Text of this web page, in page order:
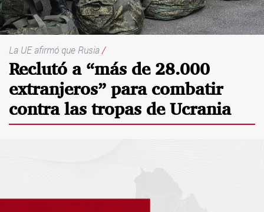
La UE afirmó que Rusia/
Reclutó a “más de 28.000
extranjeros” para combatir
contra las tropas de Ucrania